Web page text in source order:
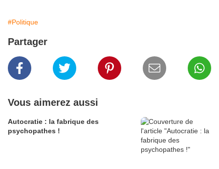
#Politique
Partager
Vous aimerez aussi
Autocratie : la fabrique des
psychopathes !